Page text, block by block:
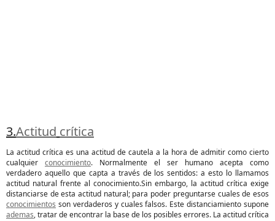
3.Actitud crítica
La actitud crítica es una actitud de cautela a la hora de admitir como cierto
cualquier conocimiento. Normalmente el ser humano acepta como
verdadero aquello que capta a través de los sentidos: a esto lo llamamos
actitud natural frente al conocimiento.Sin embargo, la actitud crítica exige
distanciarse de esta actitud natural; para poder preguntarse cuales de esos
conocimientos son verdaderos y cuales falsos. Este distanciamiento supone
ademas, tratar de encontrar la base de los posibles errores. La actitud crítica